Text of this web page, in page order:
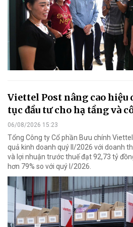
Viettel Post nâng cao hiệu
tục đầu tư cho hạ tầng và
06/08/2026 15:23
Tổng Công ty Cổ phần Bưu chính
quả kinh doanh quý II/2026 với doanh
và lợi nhuận trước thuế đạt 92,73 tỷ
hơn 79% so với quý I/2026.